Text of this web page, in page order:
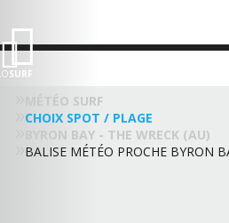
SURF
MÉTÉO SURF
CHOIX SPOT / PLAGE
BYRON BAY - THE WRECK (AU)
BALISE MÉTÉO PROCHE BYRON